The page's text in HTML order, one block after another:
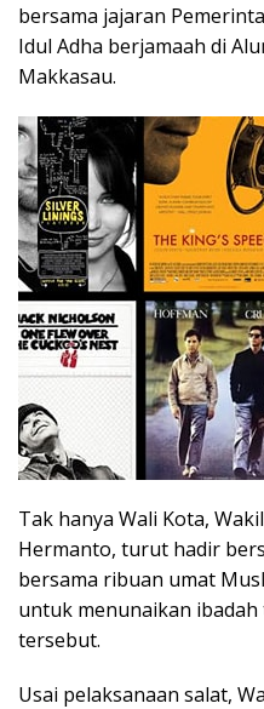
bersama jajaran
Idul Adha berjamaah di
Makkasau.
Tak hanya Wali Kota,
Hermanto, turut hadir
bersama ribuan umat
untuk menunaikan
tersebut.
Usai pelaksanaan salat,